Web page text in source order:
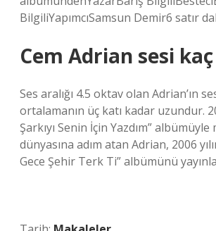
BilgiliYapımcıSamsun Demir6 satır
Cem Adrian sesi
Ses aralığı 4.5 oktav olan Adrian’ın
ortalamanın üç katı kadar uzundur.
Şarkıyı Senin İçin Yazdım” albümüyle
dünyasına adım atan Adrian, 2006
Gece Şehir Terk Ti” albümünü